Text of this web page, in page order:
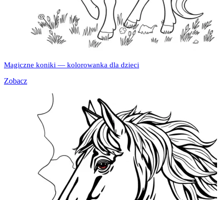
Magiczne koniki — kolorowanka dla dzieci
Zobacz